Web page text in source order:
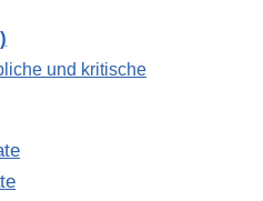
und kritische